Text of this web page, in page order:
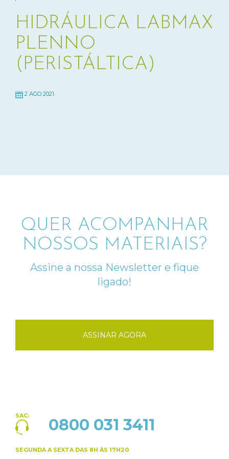
HIDRÁULICA LABMAX
PLENNO
(PERISTÁLTICA)
2 AGO 2021
QUER ACOMPANHAR
NOSSOS MATERIAIS?
Assine a nossa Newsletter e fique
ligado!
ASSINAR AGORA
SAC: 0800 031 3411
SEGUNDA A SEXTA DAS 8H ÀS 17H20